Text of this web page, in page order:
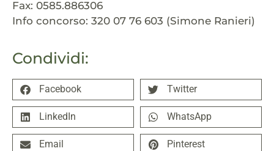
Condividi:
Facebook Twitter
LinkedIn WhatsApp
Email Pinterest
Fax: 0585.886306
Info concorso: 320 07 76 603 (Simone Ranieri)